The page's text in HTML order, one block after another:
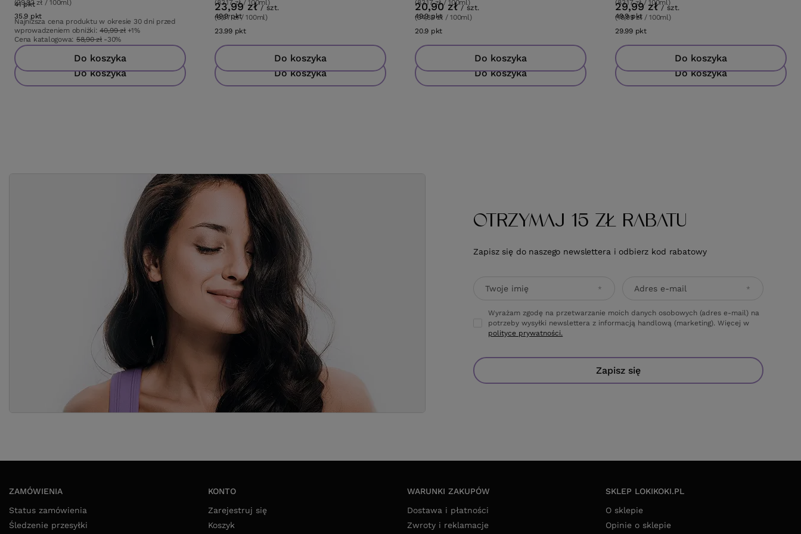
41pktpunktów
Najniższa cena produktu w okresie 30 dni przed
wprowadzeniem obniżki:40,99 zł +1%
Cena katalogowa: 58,90 zł -30%
Do koszyka
23,99 zł / szt.
(8,57 zł / 100ml)
23.99 pktpunktów
Do koszyka
20,90 zł / szt.
(34,83 zł / 100ml)
20.9 pkt
Do koszyka
29,99 zł / szt.
(19,99 zł / 100ml)
29.99 pktpunktów
Do koszyka
(29,92 zł / 100ml)
35.9 pkt
Do koszyka
(83,17 zł / 100ml)
49.9pktpunktów
Do koszyka
(83,17 zł / 100ml)
49.9pktpunktów
Do koszyka
(83,17 zł / 100ml)
49.9pkt punktów
Do koszyka
OTRZYMAJ 15 ZŁ RABATU
Zapisz się do naszego newslettera i odbierz kod rabatowy
Twoje imię Adres e-mail
Wyrażam zgodę na przetwarzanie moich danych osobowych (adres e-mail) na
potrzeby wysyłki newslettera z informacją handlową (marketing). Więcej w
polityce prywatności.
Zapisz się
ZAMÓWIENIA
Status zamówienia
Śledzenie przesyłki
KONTO
Zarejestruj się
Koszyk
WARUNKI ZAKUPÓW
Dostawa i płatności
Zwroty i reklamacje
SKLEP LOKIKOKI.PL
O sklepie
Opinie o sklepie